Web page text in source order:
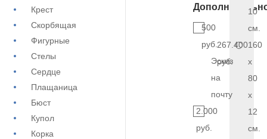
Крест
Скорбящая
Фигурные
Стелы
Сердце
Плащаница
Бюст
Купол
Корка
500
руб.
Эскиз
на
почту
2.000
руб.
10
см.
267.400
руб.
160
x
80
x
12
см.